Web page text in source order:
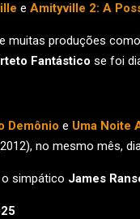
e Amityville 2: A
muitas produções como
Fantástico se foi
Demônio e Uma Noite
no mesmo mês,
o simpático James